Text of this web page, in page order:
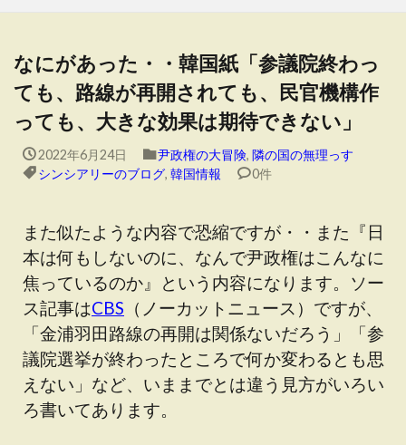
なにがあった・・韓国紙「参議院終わっ
ても、路線が再開されても、民官機構作
っても、大きな効果は期待できない」
2022年6月24日 尹政権の大冒険, 隣の国の無理っす
シンシアリーのブログ, 韓国情報 0件
また似たような内容で恐縮ですが・・また『日
本は何もしないのに、なんで尹政権はこんなに
焦っているのか』という内容になります。ソー
ス記事はCBS （ノーカットニュース）ですが、
「金浦羽田路線の再開は関係ないだろう」「参
議院選挙が終わったところで何か変わるとも思
えない」など、いままでとは違う見方がいろい
ろ書いてあります。